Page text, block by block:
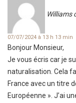
Williams
07/07/2024 à 13 h 13 min
Bonjour Monsieur,
Je vous écris car je
naturalisation. Cela
France avec un titre
Européenne ». J’ai